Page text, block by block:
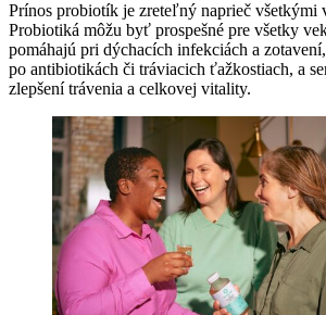
Prínos probiotík je zreteľný naprieč všetkými
Probiotiká môžu byť prospešné pre všetky
pomáhajú pri dýchacích infekciách a
po antibiotikách či tráviacich ťažkostiach, a
zlepšení trávenia a celkovej vitality.